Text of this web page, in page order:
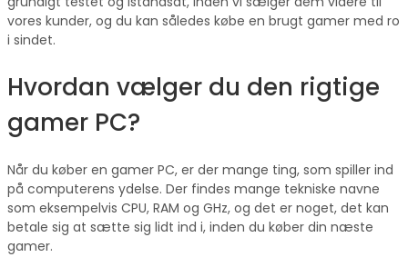
vores kunder, og du kan således købe en brugt gamer med ro
i sindet.
Hvordan vælger du den rigtige
gamer PC?
Når du køber en gamer PC, er der mange ting, som spiller ind
på computerens ydelse. Der findes mange tekniske navne
som eksempelvis CPU, RAM og GHz, og det er noget, det kan
betale sig at sætte sig lidt ind i, inden du køber din næste
gamer.